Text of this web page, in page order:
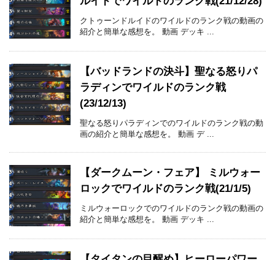
クトゥーンドルイドのワイルドのランク戦の動画の
紹介と簡単な感想を。 動画 デッキ ...
【バッドランドの決斗】聖なる怒りパ
ラディンでワイルドのランク戦
(23/12/13)
聖なる怒りパラディンでのワイルドのランク戦の動
画の紹介と簡単な感想を。 動画 デ ...
【ダークムーン・フェア】 ミルウォー
ロックでワイルドのランク戦(21/1/5)
ミルウォーロックでのワイルドのランク戦の動画の
紹介と簡単な感想を。 動画 デッキ ...